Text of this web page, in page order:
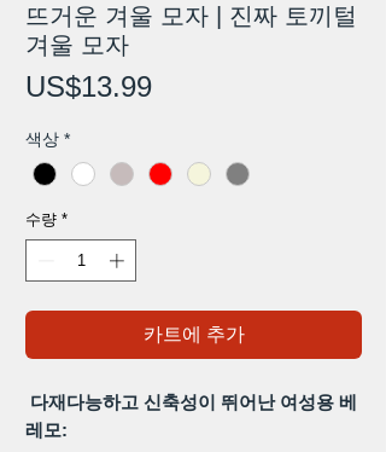
뜨거운 겨울 모자 | 진짜 토끼털
겨울 모자
US$13.99가
색상 *
수량 *
카트에 추가
다재다능하고 신축성이 뛰어난 여성용 베
레모: